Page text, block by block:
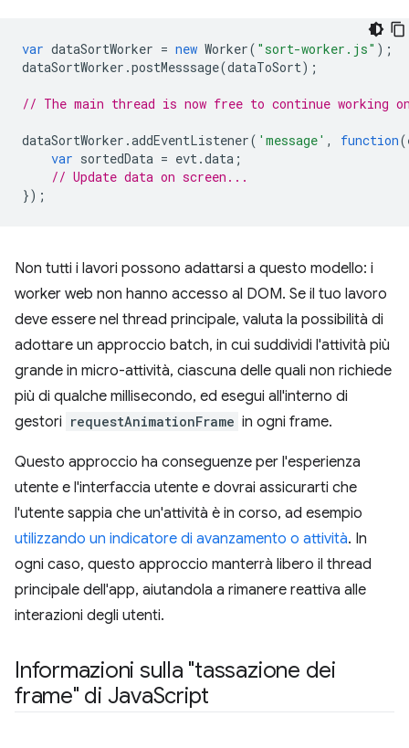
var dataSortWorker = new Worker( "sort-worker.js" );
dataSortWorker .postMesssage(dataToSort);
// The main thread is now free to continue working
dataSortWorker .addEventListener( 'message' , function(
var sortedData = evt.data ;
// Update data on screen...
});
Non tutti i lavori possono adattarsi a questo modello: i
worker web non hanno accesso al DOM. Se il tuo lavoro
deve essere nel thread principale, valuta la possibilità di
adottare un approccio batch, in cui suddividi l'attività più
grande in micro-attività, ciascuna delle quali non richiede
più di qualche millisecondo, ed esegui all'interno di
gestori requestAnimationFrame in ogni frame.
Questo approccio ha conseguenze per l'esperienza
utente e l'interfaccia utente e dovrai assicurarti che
l'utente sappia che un'attività è in corso, ad esempio
utilizzando un indicatore di avanzamento o attività. In
ogni caso, questo approccio manterrà libero il thread
principale dell'app, aiutandola a rimanere reattiva alle
interazioni degli utenti.
Informazioni sulla "tassazione dei
frame" di JavaScript